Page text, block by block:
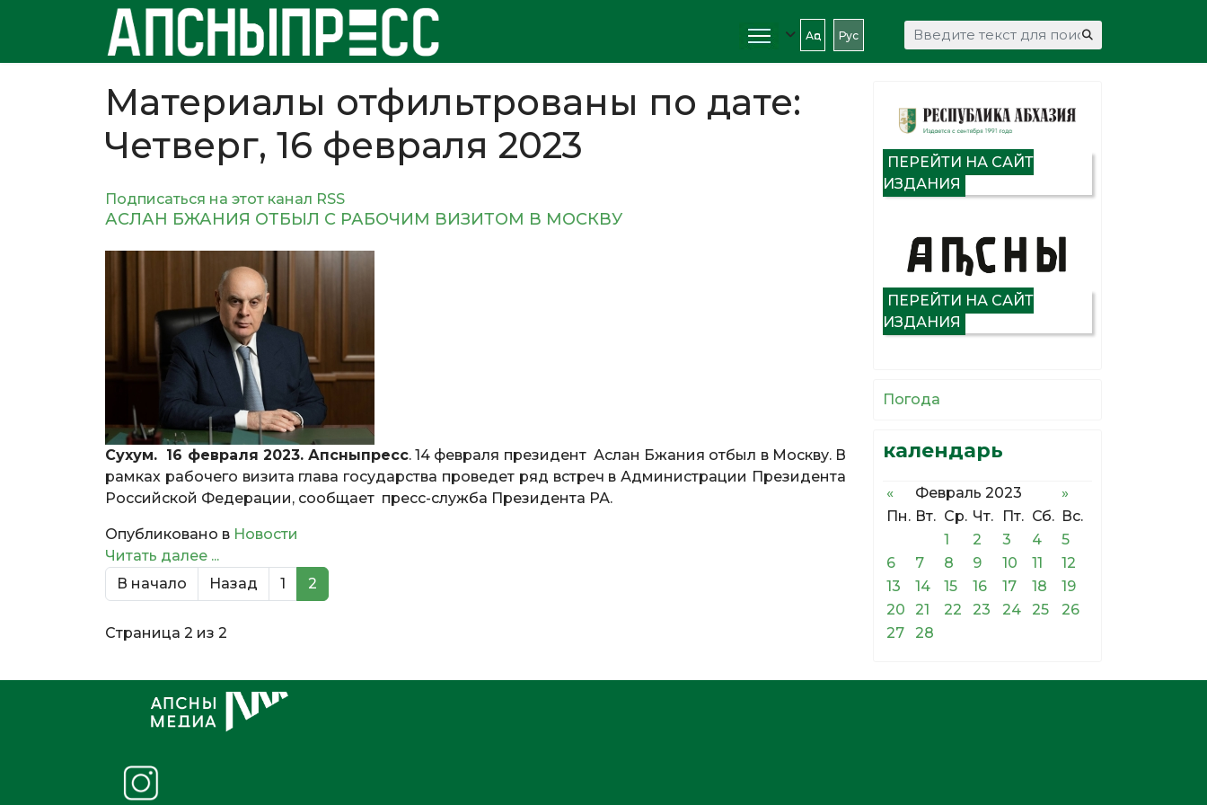
Аԥс Рус Искать...
Материалы отфильтрованы по дате:
Четверг, 16 февраля 2023
Подписаться на этот канал RSS
АСЛАН БЖАНИЯ ОТБЫЛ С РАБОЧИМ ВИЗИТОМ В МОСКВУ
Сухум. 16 февраля 2023. Апсныпресс. 14 февраля президент Аслан Бжания отбыл в Москву. В
рамках рабочего визита глава государства проведет ряд встреч в Администрации Президента
Российской Федерации, сообщает пресс-служба Президента РА.
Опубликовано в Новости
Читать далее ...
В начало
Назад 1 2
Страница 2 из 2
ПЕРЕЙТИ НА САЙТ
ИЗДАНИЯ
ПЕРЕЙТИ НА САЙТ
ИЗДАНИЯ
Погода
календарь
« Февраль 2023
»
Пн. Вт. Ср. Чт. Пт. Сб. Вс.
1
2 3 4
5
6
7 8 9 10 11
12
13
14 15 16 17 18
19
20
21 22 23 24 25
26
27
28